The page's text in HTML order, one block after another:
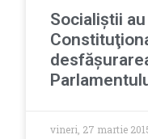
Socialiştii
vineri, 27 martie